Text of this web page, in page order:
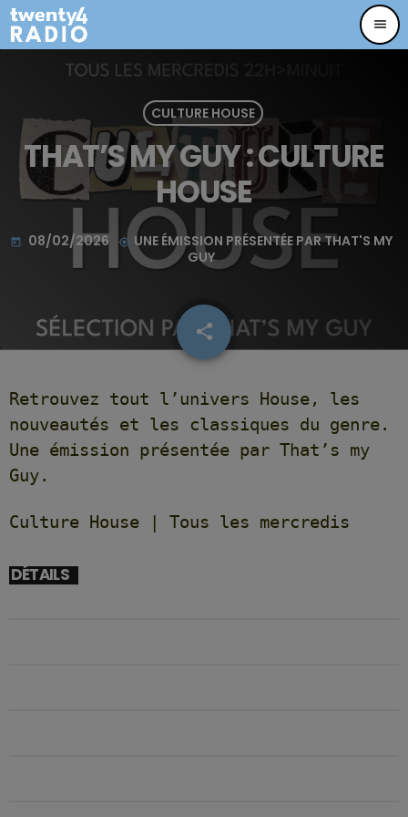
menu
CULTURE HOUSE
THAT’S MY GUY : CULTURE
HOUSE
today 08/02/2026 my_location UNE ÉMISSION PRÉSENTÉE PAR THAT'S MY
GUY
share
email
Retrouvez tout l’univers House, les
nouveautés et les classiques du genre.
Une émission présentée par That’s my
Guy.
Culture House | Tous les mercredis
DÉTAILS